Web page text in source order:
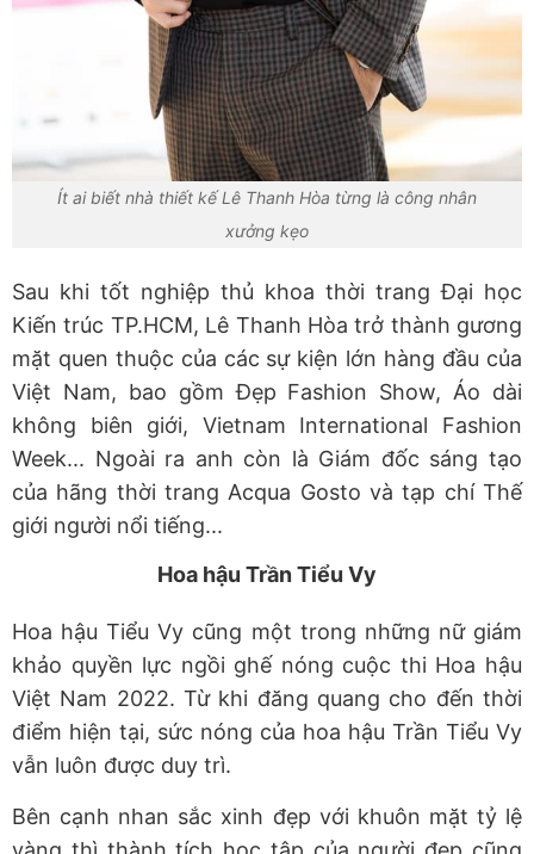
Ít ai biết nhà thiết kế Lê Thanh Hòa từng là công nhân
xưởng kẹo
Sau khi tốt nghiệp thủ khoa thời trang Đại học
Kiến trúc TP.HCM, Lê Thanh Hòa trở thành gương
mặt quen thuộc của các sự kiện lớn hàng đầu của
Việt Nam, bao gồm Đẹp Fashion Show, Áo dài
không biên giới, Vietnam International Fashion
Week... Ngoài ra anh còn là Giám đốc sáng tạo
của hãng thời trang Acqua Gosto và tạp chí Thế
giới người nổi tiếng...
Hoa hậu Trần Tiểu Vy
Hoa hậu Tiểu Vy cũng một trong những nữ giám
khảo quyền lực ngồi ghế nóng cuộc thi Hoa hậu
Việt Nam 2022. Từ khi đăng quang cho đến thời
điểm hiện tại, sức nóng của hoa hậu Trần Tiểu Vy
vẫn luôn được duy trì.
Bên cạnh nhan sắc xinh đẹp với khuôn mặt tỷ lệ